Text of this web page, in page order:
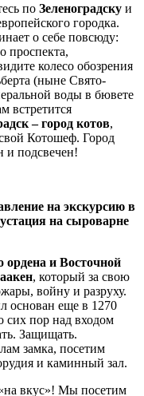
по Зеленоградску и
городка.
о себе повсюду:
проспекта,
колесо обозрения
(ныне Свято-
воды в бювете
встретится
– город котов,
Котошеф. Город
и подсвечен!
на экскурсию в
на сыроварне
ордена и Восточной
, который за свою
войну и разруху.
основан еще в 1270
сих пор над входом
Защищать.
замка, посетим
и каминный зал.
вкус»! Мы посетим